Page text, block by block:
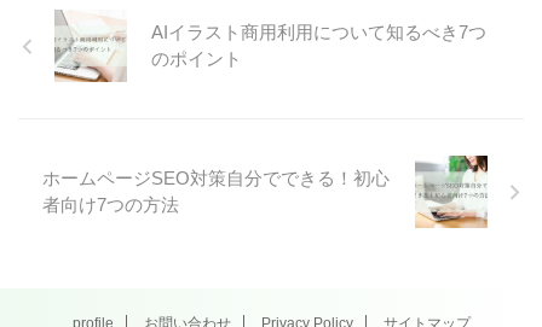
AIイラスト商用利用について知るべき7つ
のポイント
ホームページSEO対策自分でできる！初心
者向け7つの方法
profile お問い合わせ Privacy Policy サイトマップ